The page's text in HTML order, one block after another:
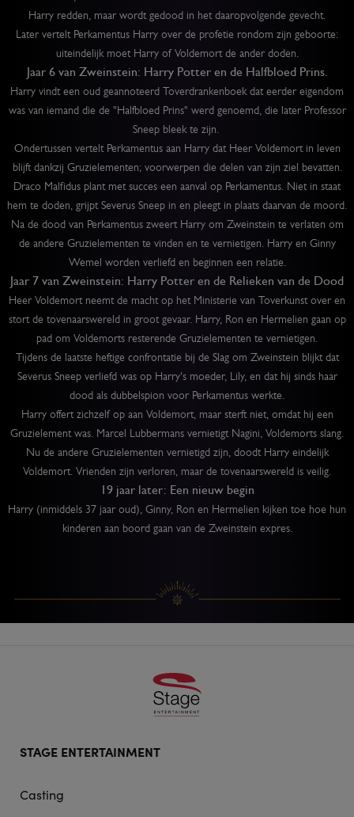
Harry redden, maar wordt gedood in het daaropvolgende gevecht.
Later vertelt Perkamentus Harry over de profetie rondom zijn geboorte:
uiteindelijk moet Harry of Voldemort de ander doden.
Jaar 6 van Zweinstein: Harry Potter en de Halfbloed Prins.
Harry vindt een oud geannoteerd Toverdrankenboek dat eerder eigendom
was van iemand die de "Halfbloed Prins" werd genoemd, die later Professor
Sneep bleek te zijn.
Ondertussen vertelt Perkamentus aan Harry dat Heer Voldemort in leven
blijft dankzij Gruzielementen; voorwerpen die delen van zijn ziel bevatten.
Draco Malfidus plant met succes een aanval op Perkamentus. Niet in staat
hem te doden, grijpt Severus Sneep in en pleegt in plaats daarvan de moord.
Na de dood van Perkamentus zweert Harry om Zweinstein te verlaten om
de andere Gruzielementen te vinden en te vernietigen. Harry en Ginny
Wemel worden verliefd en beginnen een relatie.
Jaar 7 van Zweinstein: Harry Potter en de Relieken van de Dood
Heer Voldemort neemt de macht op het Ministerie van Toverkunst over en
stort de tovenaarswereld in groot gevaar. Harry, Ron en Hermelien gaan op
pad om Voldemorts resterende Gruzielementen te vernietigen.
Tijdens de laatste heftige confrontatie bij de Slag om Zweinstein blijkt dat
Severus Sneep verliefd was op Harry's moeder, Lily, en dat hij sinds haar
dood als dubbelspion voor Perkamentus werkte.
Harry offert zichzelf op aan Voldemort, maar sterft niet, omdat hij een
Gruzielement was. Marcel Lubbermans vernietigt Nagini, Voldemorts slang.
Nu de andere Gruzielementen vernietigd zijn, doodt Harry eindelijk
Voldemort. Vrienden zijn verloren, maar de tovenaarswereld is veilig.
19 jaar later: Een nieuw begin
Harry (inmiddels 37 jaar oud), Ginny, Ron en Hermelien kijken toe hoe hun
kinderen aan boord gaan van de Zweinstein expres.
doormat
STAGE ENTERTAINMENT
Casting